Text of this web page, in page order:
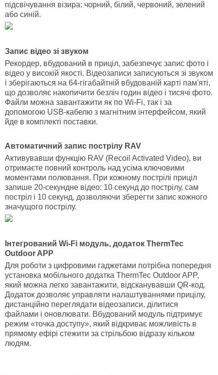
підсвічування візира: чорний, білий, червоний, зелений
або синій.
Запис відео зі звуком
Рекордер, вбудований в приціл, забезпечує запис фото і
відео у високій якості. Відеозаписи записуються зі звуком
і зберігаються на 64-гігабайтній вбудованій карті пам'яті,
що дозволяє накопичити безліч годин відео і тисячі фото.
Файли можна завантажити як по Wi-Fi, так і за
допомогою USB-кабелю з магнітним інтерфейсом, який
йде в комплекті поставки.
Автоматичний запис пострілу RAV
Активувавши функцію RAV (Recoil Activated Video), ви
отримаєте повний контроль над усіма ключовими
моментами полювання. При кожному пострілі приціл
запише 20-секундне відео: 10 секунд до пострілу, сам
постріл і 10 секунд, дозволяючи зберегти запис кожного
значущого пострілу.
Інтегрований Wi-Fi модуль, додаток ThermTec
Outdoor APP
Для роботи з цифровими гаджетами потрібна попередня
установка мобільного додатка ThermTec Outdoor APP,
який можна легко завантажити, відсканувавши QR-код.
Додаток дозволяє управляти налаштуваннями прицілу,
дистанційно переглядати відеозаписи, ділитися
файлами і оновлювати. Вбудований модуль підтримує
режим «точка доступу», який відкриває можливість в
прямому ефірі стежити за стрільбою відразу кільком
людям.